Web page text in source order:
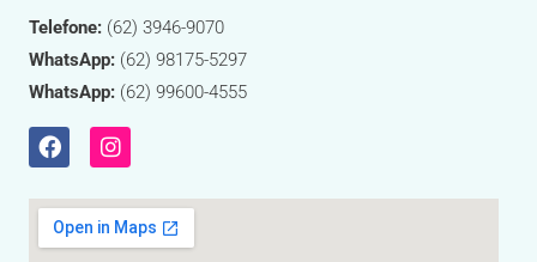
Telefone: (62) 3946-9070
WhatsApp: (62) 98175-5297
WhatsApp: (62) 99600-4555
F
c
e
b
I
s
t
a